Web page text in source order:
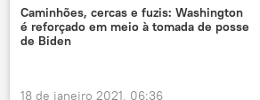
Casa Branca
Melania Trump
Washington
Capitólio
Caminhões, cercas e fuzis: Washington
é reforçado em meio à tomada de posse
de Biden
18 de janeiro 2021, 06:36